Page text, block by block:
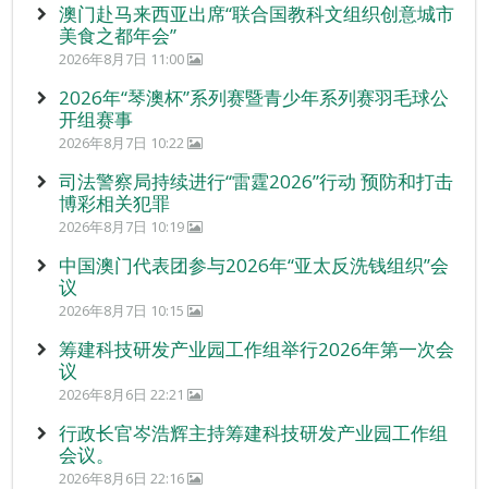
澳门赴马来西亚出席“联合国教科文组织创意城市
美食之都年会”
2026年8月7日 11:00
2026年“琴澳杯”系列赛暨青少年系列赛羽毛球公
开组赛事
2026年8月7日 10:22
司法警察局持续进行“雷霆2026”行动 预防和打击
博彩相关犯罪
2026年8月7日 10:19
中国澳门代表团参与2026年“亚太反洗钱组织”会
议
2026年8月7日 10:15
筹建科技研发产业园工作组举行2026年第一次会
议
2026年8月6日 22:21
行政长官岑浩辉主持筹建科技研发产业园工作组
会议。
2026年8月6日 22:16